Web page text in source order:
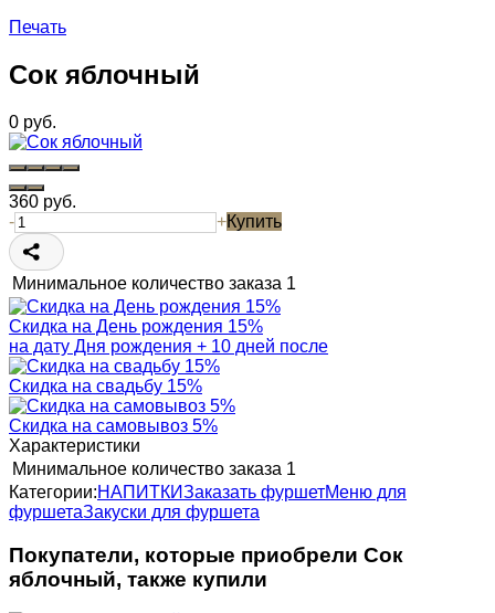
Печать
Сок яблочный
0 руб.
360 руб.
-
+Купить
Минимальное количество заказа 1
Скидка на День рождения 15%
на дату Дня рождения + 10 дней после
Скидка на свадьбу 15%
Скидка на самовывоз 5%
Характеристики
Минимальное количество заказа 1
Категории:НАПИТКИЗаказать фуршетМеню для
фуршетаЗакуски для фуршета
Покупатели, которые приобрели Сок
яблочный, также купили